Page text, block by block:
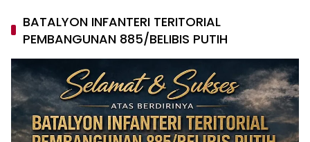
BATALYON INFANTERI TERITORIAL
PEMBANGUNAN 885/BELIBIS PUTIH